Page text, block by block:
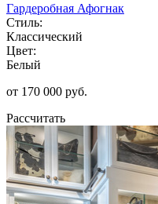
Гардеробная Афогнак
Стиль:
Классический
Цвет:
Белый
от 170 000 руб.
Рассчитать